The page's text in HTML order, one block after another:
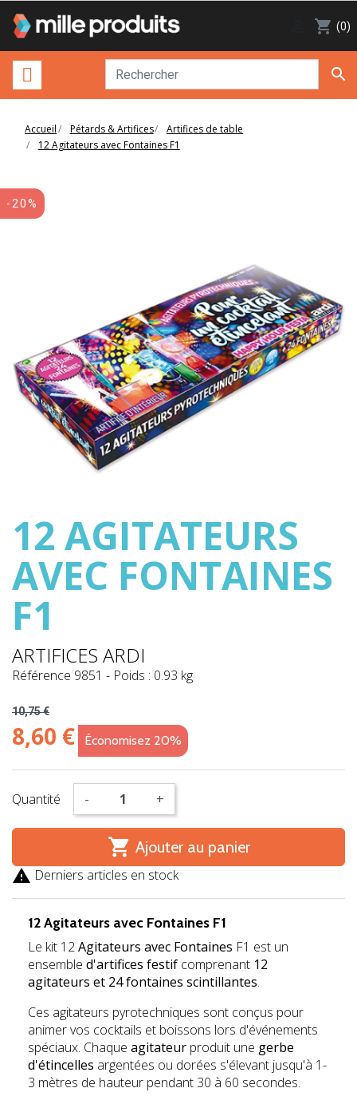
shopping_cart (0)

Accueil Pétards & Artifices
Artifices de table
12 Agitateurs avec Fontaines F1
-20%
12 AGITATEURS
AVEC FONTAINES
F1
ARTIFICES ARDI
Référence 9851 - Poids : 0.93 kg
10,75 €
8,60 € Économisez 20%
Quantité - +
 Ajouter au panier
 Derniers articles en stock
12 Agitateurs avec Fontaines F1
Le kit 12Agitateurs avec Fontaines F1 est un
ensemble d'artifices festif comprenant 12
agitateurs et 24 fontaines scintillantes.
Ces agitateurs pyrotechniques sont conçus pour
animer vos cocktails et boissons lors d'événements
spéciaux. Chaque agitateur produit une gerbe
d'étincelles argentées ou dorées s'élevant jusqu'à 1-
3 mètres de hauteur pendant 30 à 60 secondes.